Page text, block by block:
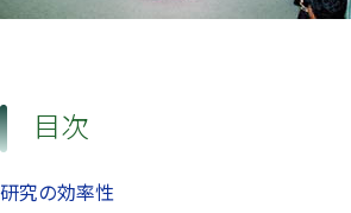
目次
研究の効率性